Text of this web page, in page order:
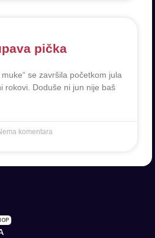
pička
se završila početkom jula
rokovi. Doduše ni jun nije baš
komentara